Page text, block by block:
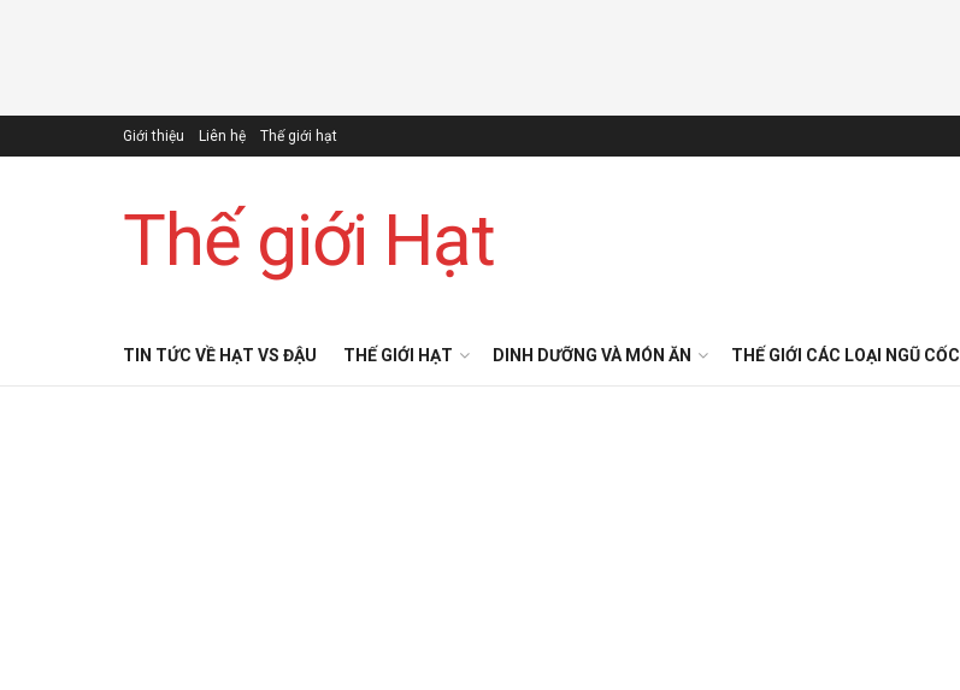
Giới thiệu Liên hệ Thế giới hạt
Thế giới Hạt
TIN TỨC VỀ HẠT VS ĐẬU THẾ GIỚI HẠT DINH DƯỠNG VÀ MÓN ĂN THẾ GIỚI CÁC LOẠI NGŨ CỐC